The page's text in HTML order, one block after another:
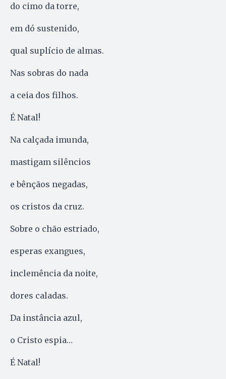
do cimo da torre,
em dó sustenido,
qual suplício de almas.
Nas sobras do nada
a ceia dos filhos.
É Natal!
Na calçada imunda,
mastigam silêncios
e bênçãos negadas,
os cristos da cruz.
Sobre o chão estriado,
esperas exangues,
inclemência da noite,
dores caladas.
Da instância azul,
o Cristo espia…
É Natal!